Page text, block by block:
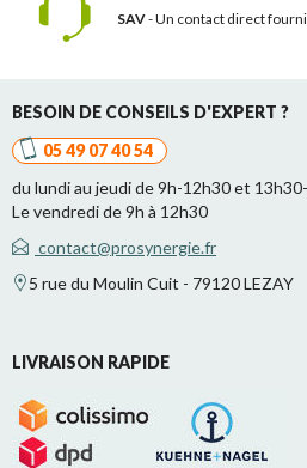
SAV- Un contact direct
BESOIN DE CONSEILS D'EXPERT ?
05 49 07 40 54
du lundi au jeudi de 9h-12h30 et
Le vendredi de 9h à 12h30
contact@prosynergie.fr
5 rue du Moulin Cuit - 79120 LEZAY
LIVRAISON RAPIDE